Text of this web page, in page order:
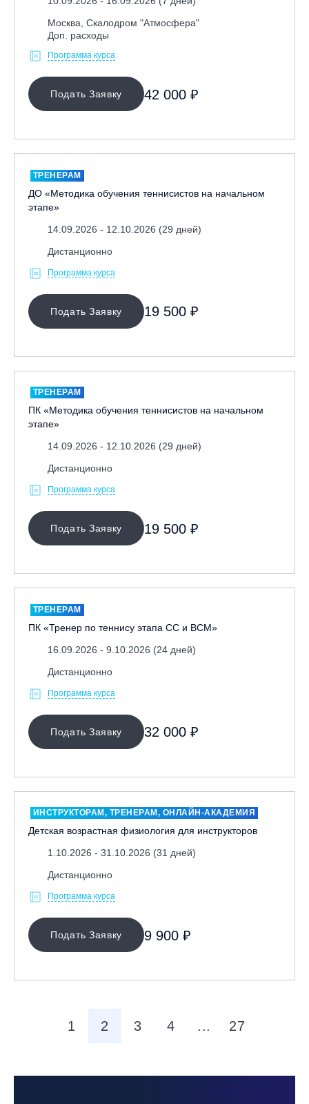
Москва, Скалодром "Атмосфера"
Доп. расходы
Программа курса
Подать Заявку 42 000 ₽
ТРЕНЕРАМ
ДО «Методика обучения теннисистов на начальном
этапе»
14.09.2026 - 12.10.2026 (29 дней)
Дистанционно
Программа курса
Подать Заявку 19 500 ₽
ТРЕНЕРАМ
ПК «Методика обучения теннисистов на начальном
этапе»
14.09.2026 - 12.10.2026 (29 дней)
Дистанционно
Программа курса
Подать Заявку 19 500 ₽
ТРЕНЕРАМ
ПК «Тренер по теннису этапа СС и ВСМ»
16.09.2026 - 9.10.2026 (24 дней)
Дистанционно
Программа курса
Подать Заявку 32 000 ₽
ИНСТРУКТОРАМ, ТРЕНЕРАМ, ОНЛАЙН-АКАДЕМИЯ
Детская возрастная физиология для инструкторов
1.10.2026 - 31.10.2026 (31 дней)
Дистанционно
Программа курса
Подать Заявку 9 900 ₽
1 2 3 4 ... 27